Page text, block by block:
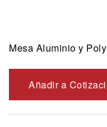
Mesa Aluminio y
Añadir a